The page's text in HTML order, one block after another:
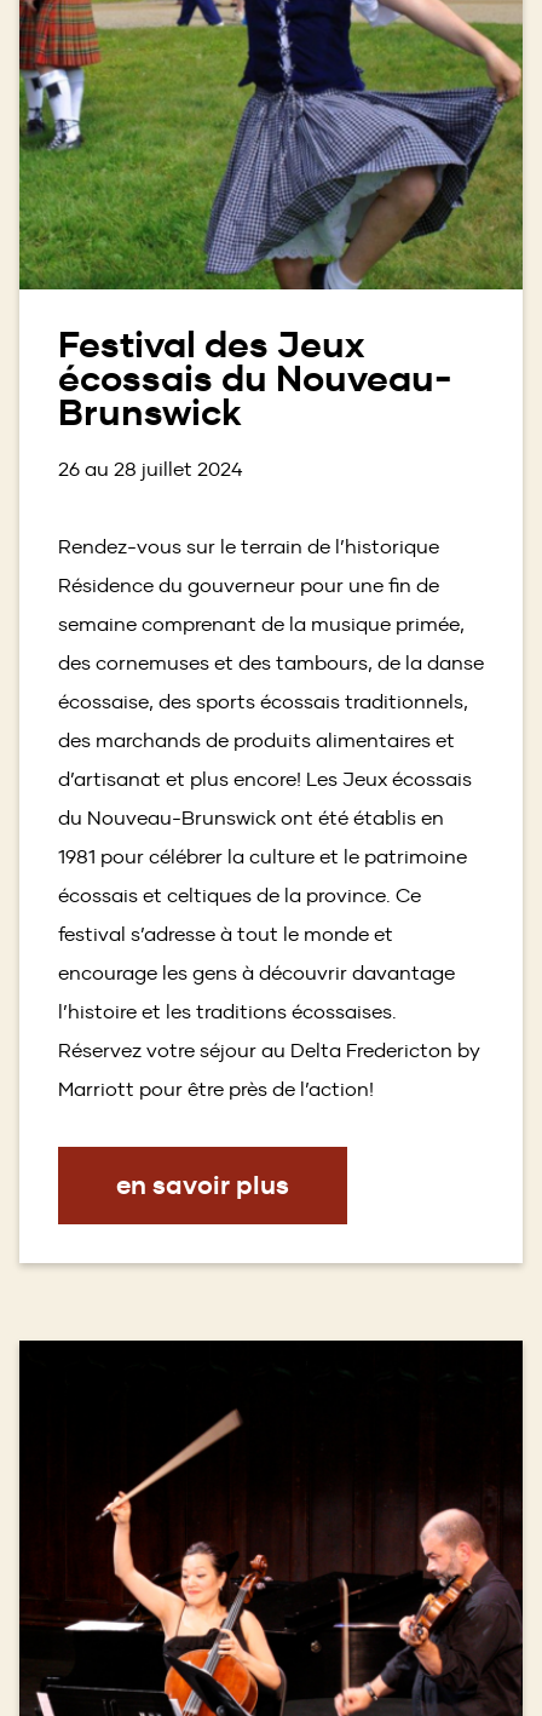
Festival des Jeux
écossais du Nouveau-
Brunswick
26 au 28 juillet 2024
Rendez-vous sur le terrain de l’historique
Résidence du gouverneur pour une fin de
semaine comprenant de la musique primée,
des cornemuses et des tambours, de la danse
écossaise, des sports écossais traditionnels,
des marchands de produits alimentaires et
d’artisanat et plus encore! Les Jeux écossais
du Nouveau-Brunswick ont été établis en
1981 pour célébrer la culture et le patrimoine
écossais et celtiques de la province. Ce
festival s’adresse à tout le monde et
encourage les gens à découvrir davantage
l’histoire et les traditions écossaises.
Réservez votre séjour au Delta Fredericton by
Marriott pour être près de l’action!
en savoir plus